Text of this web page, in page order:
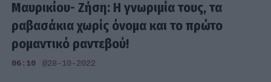
Μαυρικίου- Ζήση: Η γνωριμία τους, τα
ραβασάκια χωρίς όνομα και το πρώτο
ρομαντικό ραντεβού!
06:10 @28-10-2022